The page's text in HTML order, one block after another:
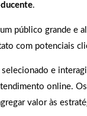
.
público grande e
com potenciais
e
online.
valor às